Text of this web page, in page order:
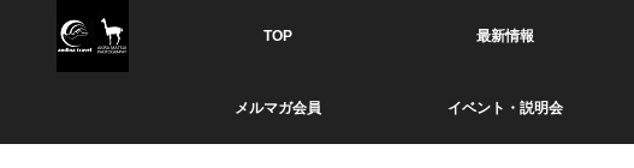
TOP 最新情報
メルマガ会員 イベント・説明会